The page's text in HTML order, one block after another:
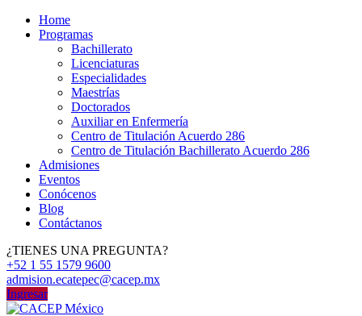
Home
Programas
Bachillerato
Licenciaturas
Especialidades
Maestrías
Doctorados
Auxiliar en Enfermería
Centro de Titulación Acuerdo 286
Centro de Titulación Bachillerato Acuerdo 286
Admisiones
Eventos
Conócenos
Blog
Contáctanos
¿TIENES UNA PREGUNTA?
+52 1 55 1579 9600
admision.ecatepec@cacep.mx
Ingresar